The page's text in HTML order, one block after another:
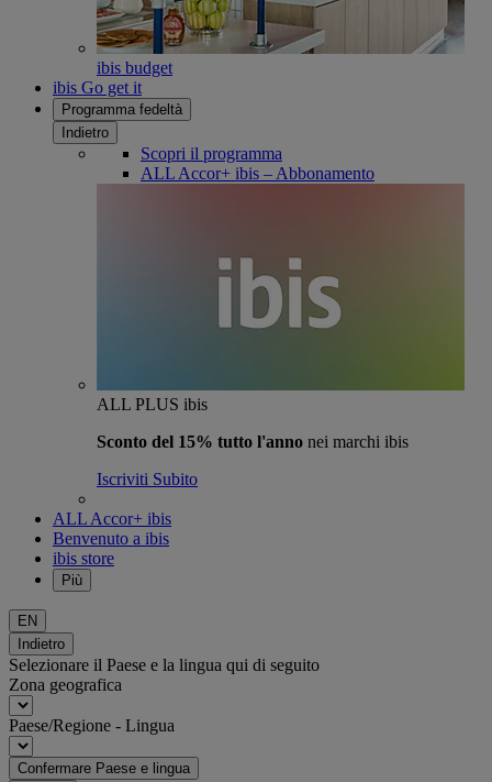
ibis budget
ibis Go get it
Programma fedeltà
Indietro
Scopri il programma
ALL Accor+ ibis – Abbonamento
ALL PLUS ibis
Sconto del 15% tutto l'anno nei marchi ibis
Iscriviti Subito
ALL Accor+ ibis
Benvenuto a ibis
ibis store
Più
EN
Indietro
Selezionare il Paese e la lingua qui di seguito
Zona geografica
Paese/Regione - Lingua
Confermare Paese e lingua